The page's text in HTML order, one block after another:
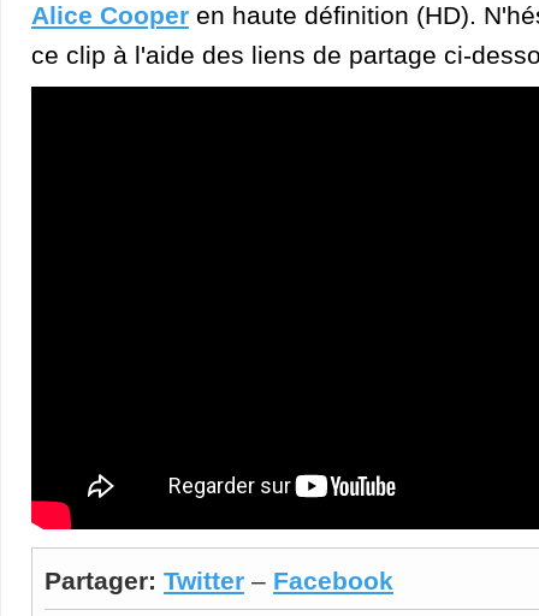
Alice Cooper en haute définition (HD).
ce clip à l'aide des liens de partage ci-
Partager: Twitter – Facebook